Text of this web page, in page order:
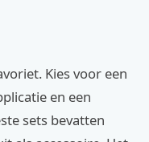
Kies voor een
en een
sets bevatten